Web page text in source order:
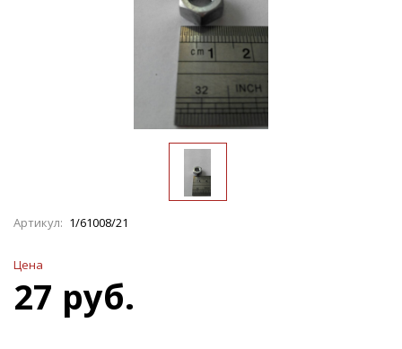
Артикул: 1/61008/21
Цена
27 руб.